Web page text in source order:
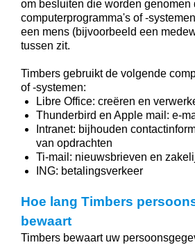
om besluiten die worden genomen
computerprogramma's of -
een mens (bijvoorbeeld een
tussen zit.
Timbers gebruikt de volgende
of -systemen:
Libre Office: creëren en
Thunderbird en Apple mail: e-
Intranet: bijhouden
van opdrachten
Ti-mail: nieuwsbrieven en
ING: betalingsverkeer
Hoe lang Timbers
bewaart
Timbers bewaart uw